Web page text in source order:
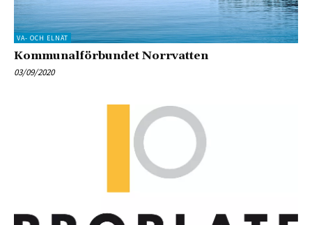
VA- OCH ELNÄT
Kommunalförbundet Norrvatten
03/09/2020